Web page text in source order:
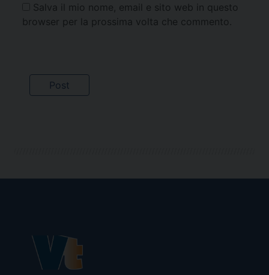
Salva il mio nome, email e sito web in questo
browser per la prossima volta che commento.